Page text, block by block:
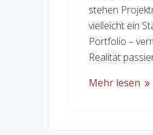
stehen
vielleicht ein
Portfolio –
Realität
Mehr lesen